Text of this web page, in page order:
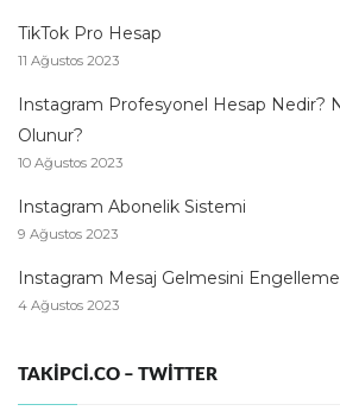
TikTok Pro Hesap
11 Ağustos 2023
Instagram Profesyonel Hesap Nedir?
Olunur?
10 Ağustos 2023
Instagram Abonelik Sistemi
9 Ağustos 2023
Instagram Mesaj Gelmesini
4 Ağustos 2023
TAKIPCI.CO – TWITTER